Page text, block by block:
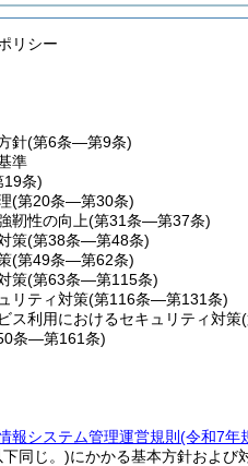
リシー
針(第6条―第9条)
準
条)
(第20条―第30条)
靭性の向上(第31条―第37条)
策(第38条―第48条)
(第49条―第62条)
策(第63条―第115条)
リティ対策(第116条―第131条)
ス利用におけるセキュリティ対策
条―第161条)
報システム管理運営規則 (令和7年
同じ。)にかかる基本方針および